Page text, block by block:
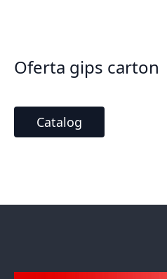
Oferta gips carton
Catalog